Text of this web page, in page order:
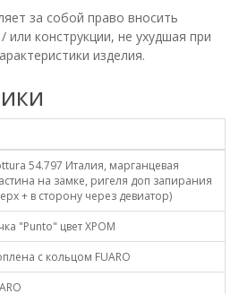
за собой право вносить
или конструкции, не ухудшая при
изделия.
54.797 Италия, марганцевая
на замке, ригеля доп запирания
+ в сторону через девиатор)
"Punto" цвет ХРОМ
с кольцом FUARO